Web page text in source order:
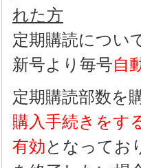
れた方
定期購読につい
新号より毎号自
定期購読部数を
購入手続きをす
有効となってお